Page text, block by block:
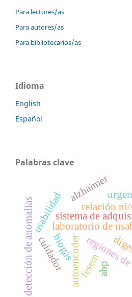
Para lectores/as
Para autores/as
Para bibliotecarios/as
Idioma
English
Español
Palabras clave
laboratorio de
usabilidadsistema de
biogás
detección de anomalías autoencoderregiones
abp
fesem
relación ni/
alzhaimer
cuidador